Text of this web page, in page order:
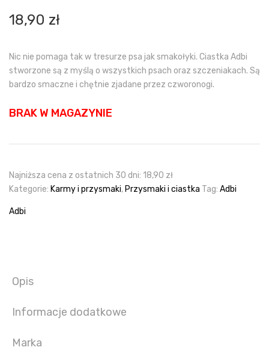
18,90 zł
Nic nie pomaga tak w tresurze psa jak smakołyki. Ciastka Adbi
stworzone są z myślą o wszystkich psach oraz szczeniakach. Są
bardzo smaczne i chętnie zjadane przez czworonogi.
BRAK W MAGAZYNIE
Najniższa cena z ostatnich 30 dni: 18,90 zł
Kategorie: Karmy i przysmaki, Przysmaki i ciastka Tag: Adbi
Adbi
Opis
Informacje dodatkowe
Marka